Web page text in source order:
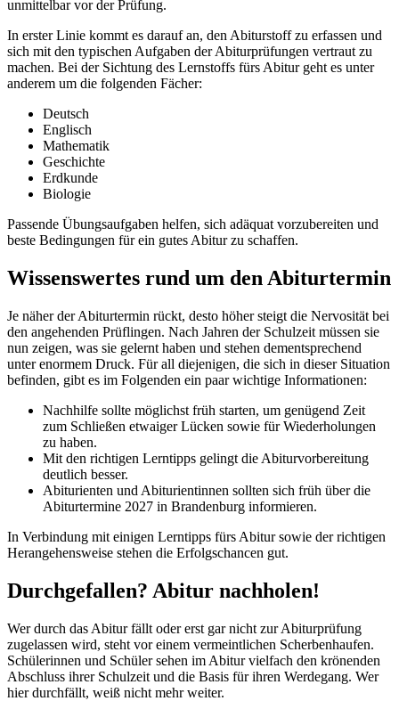
unmittelbar vor der Prüfung.
In erster Linie kommt es darauf an, den Abiturstoff zu erfassen und
sich mit den typischen Aufgaben der Abiturprüfungen vertraut zu
machen. Bei der Sichtung des Lernstoffs fürs Abitur geht es unter
anderem um die folgenden Fächer:
Deutsch
Englisch
Mathematik
Geschichte
Erdkunde
Biologie
Passende Übungsaufgaben helfen, sich adäquat vorzubereiten und
beste Bedingungen für ein gutes Abitur zu schaffen.
Wissenswertes rund um den Abiturtermin
Je näher der Abiturtermin rückt, desto höher steigt die Nervosität bei
den angehenden Prüflingen. Nach Jahren der Schulzeit müssen sie
nun zeigen, was sie gelernt haben und stehen dementsprechend
unter enormem Druck. Für all diejenigen, die sich in dieser Situation
befinden, gibt es im Folgenden ein paar wichtige Informationen:
Nachhilfe sollte möglichst früh starten, um genügend Zeit
zum Schließen etwaiger Lücken sowie für Wiederholungen
zu haben.
Mit den richtigen Lerntipps gelingt die Abiturvorbereitung
deutlich besser.
Abiturienten und Abiturientinnen sollten sich früh über die
Abiturtermine 2027 in Brandenburg informieren.
In Verbindung mit einigen Lerntipps fürs Abitur sowie der richtigen
Herangehensweise stehen die Erfolgschancen gut.
Durchgefallen? Abitur nachholen!
Wer durch das Abitur fällt oder erst gar nicht zur Abiturprüfung
zugelassen wird, steht vor einem vermeintlichen Scherbenhaufen.
Schülerinnen und Schüler sehen im Abitur vielfach den krönenden
Abschluss ihrer Schulzeit und die Basis für ihren Werdegang. Wer
hier durchfällt, weiß nicht mehr weiter.